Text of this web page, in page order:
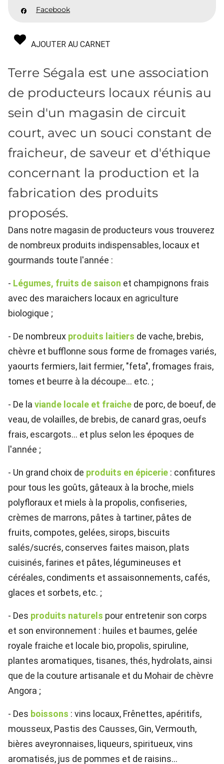
Facebook
AJOUTER AU CARNET
Terre Ségala est une association
de producteurs locaux réunis au
sein d'un magasin de circuit
court, avec un souci constant de
fraicheur, de saveur et d'éthique
concernant la production et la
fabrication des produits
proposés.
Dans notre magasin de producteurs vous trouverez
de nombreux produits indispensables, locaux et
gourmands toute l'année :
- Légumes, fruits de saison et champignons frais
avec des maraichers locaux en agriculture
biologique ;
- De nombreux produits laitiers de vache, brebis,
chèvre et bufflonne sous forme de fromages variés,
yaourts fermiers, lait fermier, "feta", fromages frais,
tomes et beurre à la découpe... etc. ;
- De la viande locale et fraiche de porc, de boeuf, de
veau, de volailles, de brebis, de canard gras, oeufs
frais, escargots... et plus selon les époques de
l'année ;
- Un grand choix de produits en épicerie : confitures
pour tous les goûts, gâteaux à la broche, miels
polyfloraux et miels à la propolis, confiseries,
crèmes de marrons, pâtes à tartiner, pâtes de
fruits, compotes, gelées, sirops, biscuits
salés/sucrés, conserves faites maison, plats
cuisinés, farines et pâtes, légumineuses et
céréales, condiments et assaisonnements, cafés,
glaces et sorbets, etc. ;
- Des produits naturels pour entretenir son corps
et son environnement : huiles et baumes, gelée
royale fraiche et locale bio, propolis, spiruline,
plantes aromatiques, tisanes, thés, hydrolats, ainsi
que de la couture artisanale et du Mohair de chèvre
Angora ;
- Des boissons : vins locaux, Frênettes, apéritifs,
mousseux, Pastis des Causses, Gin, Vermouth,
bières aveyronnaises, liqueurs, spiritueux, vins
aromatisés, jus de pommes et de raisins...